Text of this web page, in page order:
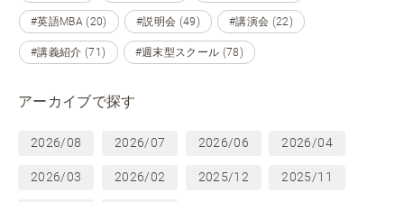
#英語MBA (20) #説明会 (49) #講演会 (22)
#講義紹介 (71) #週末型スクール (78)
アーカイブで探す
2026/08 2026/07 2026/06 2026/04
2026/03 2026/02 2025/12 2025/11